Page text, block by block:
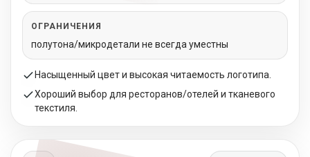
ОГРАНИЧЕНИЯ
полутона/микродетали не всегда уместны
Насыщенный цвет и высокая читаемость логотипа.
Хороший выбор для ресторанов/отелей и тканевого
текстиля.